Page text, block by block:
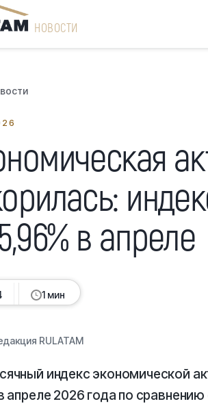
НОВОСТИ
в апреле
1 мин
RULATAM
индекс экономической
апреле 2026 года по